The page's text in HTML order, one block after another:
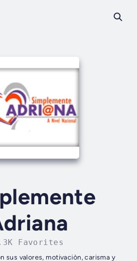
Favorites
sus valores, motivaciòn, carisma y